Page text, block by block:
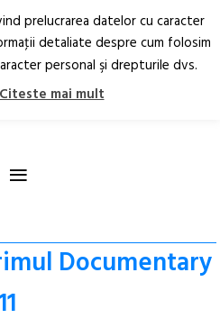
RO EN
≡
Documentary
prelucrarea datelor cu caracter
detaliate despre cum folosim
personal şi drepturile dvs.
mai mult